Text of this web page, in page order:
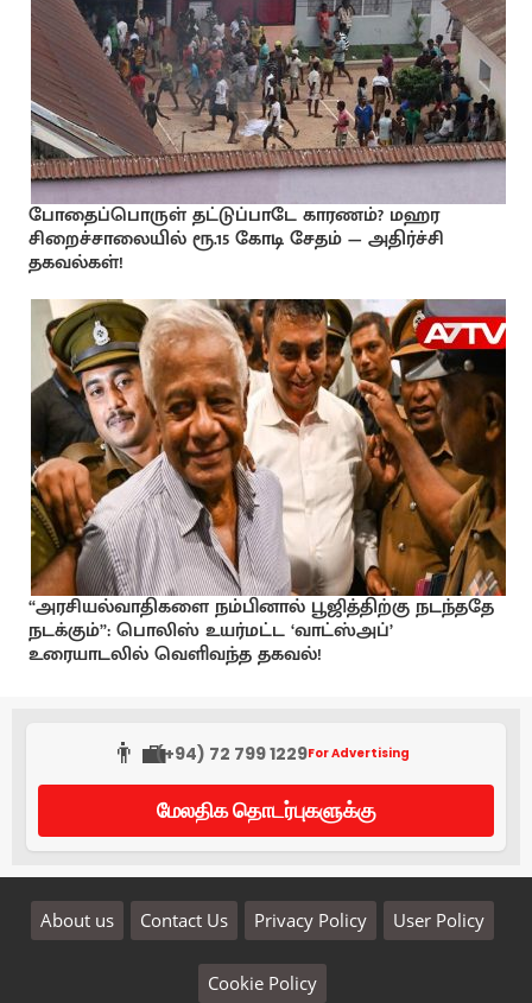
போதைப்பொருள் தட்டுப்பாடே காரணம்? மஹர
சிறைச்சாலையில் ரூ.15 கோடி சேதம் — அதிர்ச்சி
தகவல்கள்!
“அரசியல்வாதிகளை நம்பினால் பூஜித்திற்கு நடந்ததே
நடக்கும்”: பொலிஸ் உயர்மட்ட ‘வாட்ஸ்அப்’
உரையாடலில் வெளிவந்த தகவல்!
👨‍💼(+94) 72 799 1229For Advertising
மேலதிக தொடர்புகளுக்கு
About us Contact Us Privacy Policy User Policy
Cookie Policy